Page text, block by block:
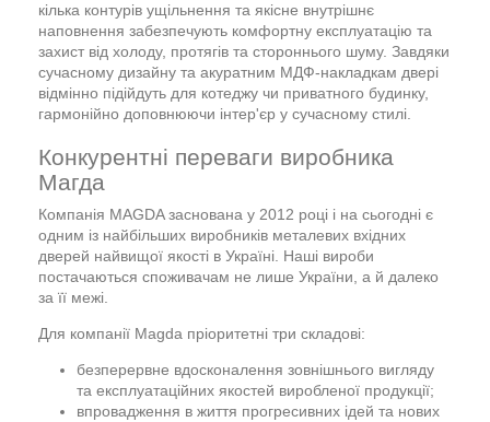
кілька контурів ущільнення та якісне внутрішнє
наповнення забезпечують комфортну експлуатацію та
захист від холоду, протягів та стороннього шуму. Завдяки
сучасному дизайну та акуратним МДФ-накладкам двері
відмінно підійдуть для котеджу чи приватного будинку,
гармонійно доповнюючи інтер'єр у сучасному стилі.
Конкурентні переваги виробника
Магда
Компанія MAGDA заснована у 2012 році і на сьогодні є
одним із найбільших виробників металевих вхідних
дверей найвищої якості в Україні. Наші вироби
постачаються споживачам не лише України, а й далеко
за її межі.
Для компанії Magda пріоритетні три складові:
безперервне вдосконалення зовнішнього вигляду
та експлуатаційних якостей виробленої продукції;
впровадження в життя прогресивних ідей та нових